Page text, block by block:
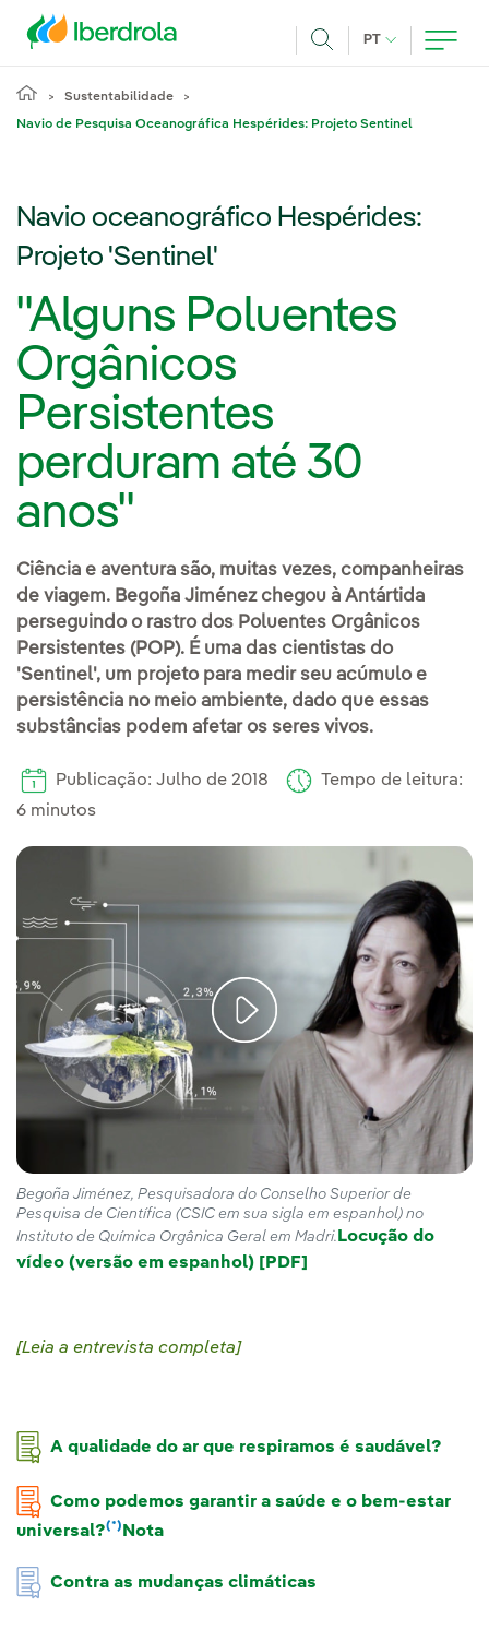
PT IDIOMA ATUAL,
Sustentabilidade
Navio de Pesquisa Oceanográfica Hespérides: Projeto Sentinel
Navio oceanográfico Hespérides:
Projeto 'Sentinel'
"Alguns Poluentes
Orgânicos
Persistentes
perduram até 30
anos"
Ciência e aventura são, muitas vezes, companheiras
de viagem. Begoña Jiménez chegou à Antártida
perseguindo o rastro dos Poluentes Orgânicos
Persistentes (POP). É uma das cientistas do
'Sentinel', um projeto para medir seu acúmulo e
persistência no meio ambiente, dado que essas
substâncias podem afetar os seres vivos.
Publicação: Julho de 2018
Tempo de leitura:
6 minutos
Begoña Jiménez, Pesquisadora do Conselho Superior de
Pesquisa de Científica (CSIC em sua sigla em espanhol) no
Instituto de Química Orgânica Geral em Madri. Locução do
vídeo (versão em espanhol) [PDF]
Leia a entrevista completa
A qualidade do ar que respiramos é saudável?
Como podemos garantir a saúde e o bem-estar
universal?(*) Nota
Contra as mudanças climáticas